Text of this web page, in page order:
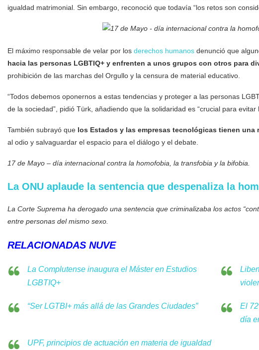
igualdad matrimonial. Sin embargo, reconoció que todavía “los retos son
El máximo responsable de velar por los derechos humanos denunció que
hacia las personas LGBTIQ+ y enfrenten a unos grupos con otros para
prohibición de las marchas del Orgullo y la censura de material educativo.
“Todos debemos oponernos a estas tendencias y proteger a las personas
de la sociedad”, pidió Türk, añadiendo que la solidaridad es “crucial para evitar
También subrayó que los Estados y las empresas tecnológicas tienen una
al odio y salvaguardar el espacio para el diálogo y el debate.
17 de Mayo – día internacional contra la homofobia, la transfobia y la bifobia.
La ONU aplaude la sentencia que despenaliza la
La Corte Suprema ha derogado una sentencia que criminalizaba los actos
entre personas del mismo sexo.
RELACIONADAS NUVE
La Complutense inaugura el Máster en Estudios
LGBTIQ+
“Ser LGTBI+ más allá de las Grandes Ciudades”
El
día
UPF, principios de actuación en materia de igualdad